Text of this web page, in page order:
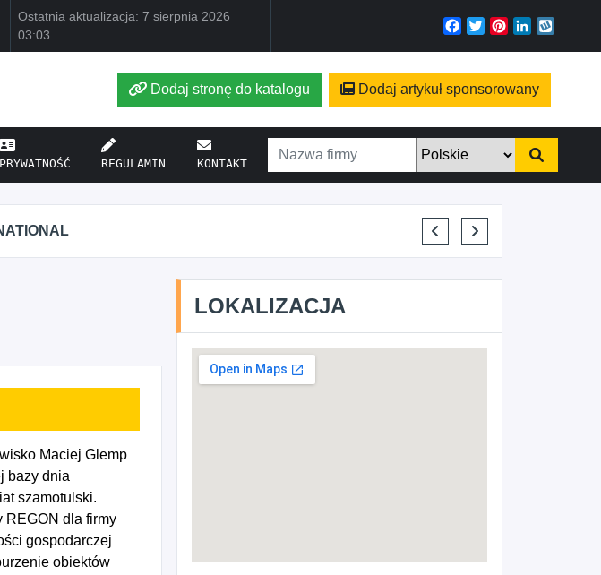
Ostatnia aktualizacja: 7 sierpnia 2026
03:03
Facebook
TwitterPinterest
LinkedIn
Dodaj stronę do katalogu Dodaj artykuł sponsorowany
PRYWATNOŚĆ REGULAMIN KONTAKT
KRYSTIAN PISULA
Maciej Glemp
bazy dnia
szamotulski.
REGON dla firmy
gospodarczej
obiektów
LOKALIZACJA